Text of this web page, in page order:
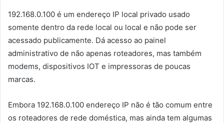
192.168.0.100 é um endereço IP local privado usado
somente dentro da rede local ou local e não pode ser
acessado publicamente. Dá acesso ao painel
administrativo de não apenas roteadores, mas também
modems, dispositivos IOT e impressoras de poucas
marcas.
Embora 192.168.0.100 endereço IP não é tão comum entre
os roteadores de rede doméstica, mas ainda tem algumas